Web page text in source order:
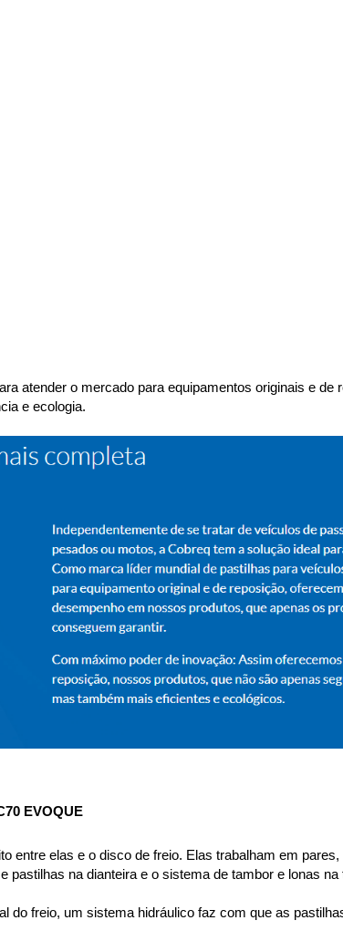
atender o mercado para equipamentos originais e de
e ecologia.
EVOQUE
entre elas e o disco de freio. Elas trabalham em
na dianteira e o sistema de tambor e lonas
freio, um sistema hidráulico faz com que as